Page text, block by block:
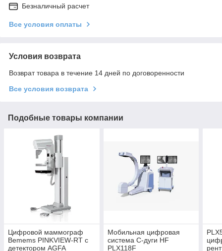
Безналичный расчет
Все условия оплаты
Условия возврата
Возврат товара в течение 14 дней по договоренности
Все условия возврата
Подобные товары компании
Цифровой маммограф
Bemems PINKVIEW-RT с
детектором AGFA
Мобильная цифровая
система C-дуги HF
PLX118F